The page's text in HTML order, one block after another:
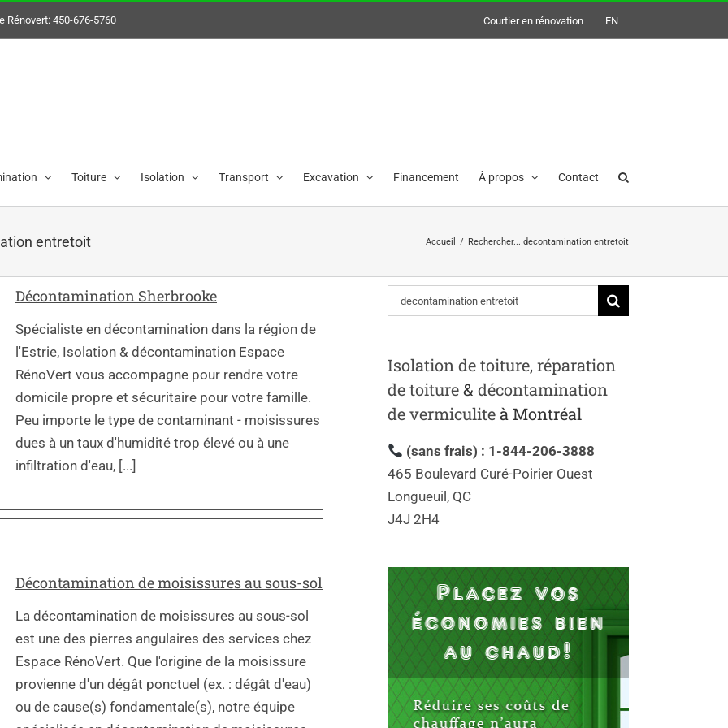
Rénovert: 450-676-5760 Courtier en rénovation EN
Toiture Isolation Transport Excavation Financement À propos Contact
entretoit Accueil / Rechercher... decontamination entretoit
Décontamination Sherbrooke
Spécialiste en décontamination dans la région de
l'Estrie, Isolation & décontamination Espace
RénoVert vous accompagne pour rendre votre
domicile propre et sécuritaire pour votre famille.
Peu importe le type de contaminant - moisissures
dues à un taux d'humidité trop élevé ou à une
infiltration d'eau, [...]
Décontamination de moisissures au sous-sol
La décontamination de moisissures au sous-sol
est une des pierres angulaires des services chez
Espace RénoVert. Que l'origine de la moisissure
provienne d'un dégât ponctuel (ex. : dégât d'eau)
ou de cause(s) fondamentale(s), notre équipe
Rechercher
Isolation de toiture, réparation
de toiture& décontamination
de vermiculiteà Montréal
(sans frais) : 1-844-206-3888
465 Boulevard Curé-Poirier Ouest
Longueuil, QC
J4J 2H4